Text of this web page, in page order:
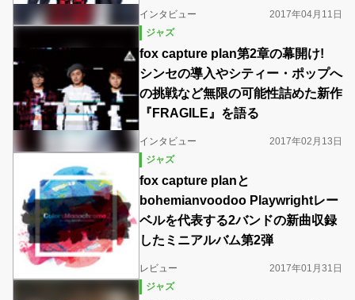
インタビュー
2017年04月11日
ジャズ
fox capture plan第2章の幕開け!
シンセの導入やシティー・ポップへ
の挑戦など無限の可能性詰めた新作
『FRAGILE』を語る
インタビュー
2017年02月13日
ジャズ
fox capture planと
bohemianvoodoo Playwrightレー
ベルを代表する2バンドの新曲収録
したミニアルバム第2弾
レビュー
2017年01月31日
ジャズ